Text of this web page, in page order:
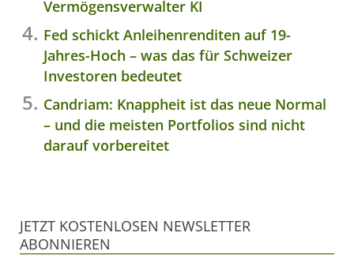
Vermögensverwalter KI
Fed schickt Anleihenrenditen auf 19-
Jahres-Hoch – was das für Schweizer
Investoren bedeutet
Candriam: Knappheit ist das neue Normal
– und die meisten Portfolios sind nicht
darauf vorbereitet
JETZT KOSTENLOSEN NEWSLETTER
ABONNIEREN